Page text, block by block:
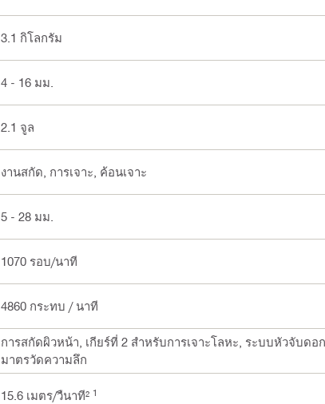
3.1 กิโลกรัม
4 - 16 มม.
2.1 จูล
งานสกัด, การเจาะ, ค้อนเจาะ
5 - 28 มม.
1070 รอบ/นาที
4860 กระทบ / นาที
การสกัดผิวหน้า, เกียร์ที่ 2 สำหรับการเจาะโลหะ, ระบบหัวจับด
มาตรวัดความลึก
15.6 เมตร/วืนาที² 1